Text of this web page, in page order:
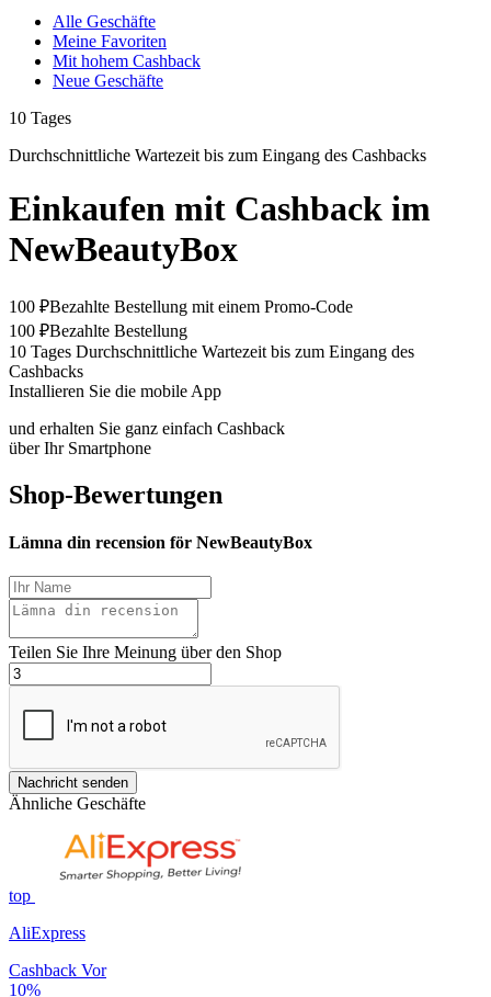
Alle Geschäfte
Meine Favoriten
Mit hohem Cashback
Neue Geschäfte
10 Tages
Durchschnittliche Wartezeit bis zum Eingang des Cashbacks
Einkaufen mit Cashback im
NewBeautyBox
100 ₽Bezahlte Bestellung mit einem Promo-Code
100 ₽Bezahlte Bestellung
10 Tages Durchschnittliche Wartezeit bis zum Eingang des
Cashbacks
Installieren Sie die mobile App
und erhalten Sie ganz einfach Cashback
über Ihr Smartphone
Shop-Bewertungen
Lämna din recension för NewBeautyBox
Teilen Sie Ihre Meinung über den Shop
Nachricht senden
Ähnliche Geschäfte
top
AliExpress
Cashback Vor
10%